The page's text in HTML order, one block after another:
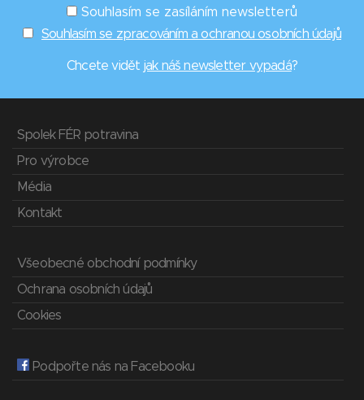
Souhlasím se zasíláním newsletterů
Souhlasím se zpracováním a ochranou osobních údajů
Chcete vidět jak náš newsletter vypadá?
Spolek FÉR potravina
Pro výrobce
Média
Kontakt
Všeobecné obchodní podmínky
Ochrana osobních údajů
Cookies
Podpořte nás na Facebooku